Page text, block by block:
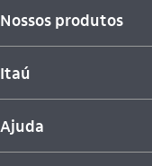
Nossos produtos
Itaú
Ajuda